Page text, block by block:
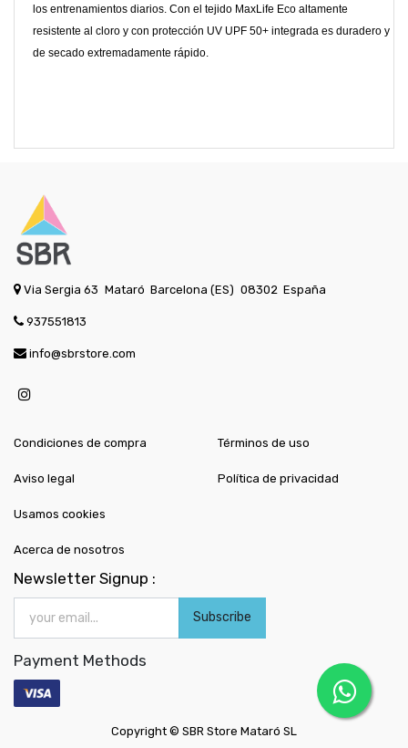
los entrenamientos diarios. Con el tejido MaxLife Eco altamente
resistente al cloro y con protección UV UPF 50+ integrada es duradero y
de secado extremadamente rápido.
Via Sergia 63 Mataró Barcelona (ES) 08302 España
937551813
info@sbrstore.com
Condiciones de compra
Aviso legal
Términos de uso
Política de privacidad
Usamos cookies
Acerca de nosotros
Newsletter Signup :
Subscribe
Payment Methods
Copyright © SBR Store Mataró SL